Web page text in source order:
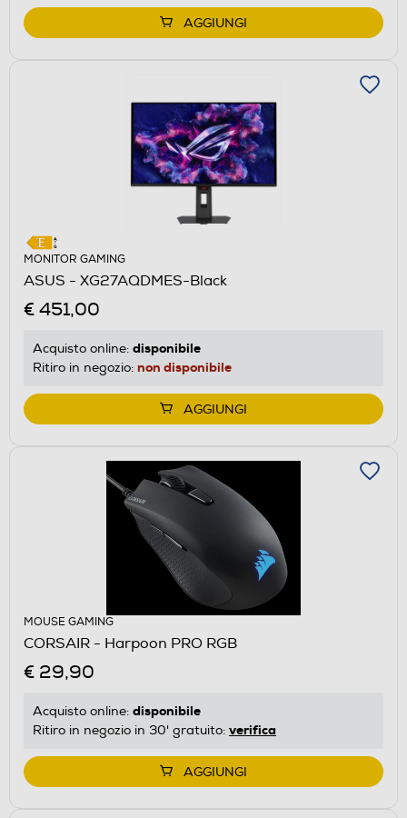
AGGIUNGI
MONITOR GAMING
ASUS - XG27AQDMES-Black
€ 451,00
Acquisto online: disponibile
Ritiro in negozio: non disponibile
AGGIUNGI
MOUSE GAMING
CORSAIR - Harpoon PRO RGB
€ 29,90
Acquisto online: disponibile
Ritiro in negozio in 30' gratuito: verifica
AGGIUNGI